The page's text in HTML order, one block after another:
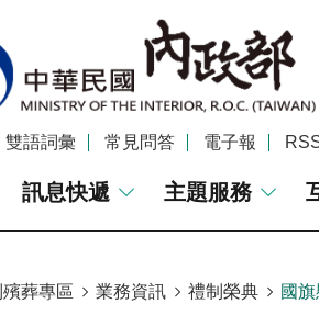
雙語詞彙 常見問答 電子報
訊息快遞 主題服務
葬專區 業務資訊 禮制榮典 國